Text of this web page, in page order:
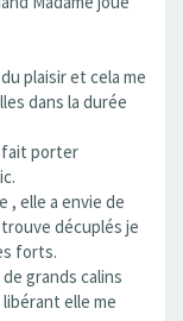
plaisir et cela me
dans la durée
fait porter
, elle a envie de
décuplés je
forts.
grands calins
elle me